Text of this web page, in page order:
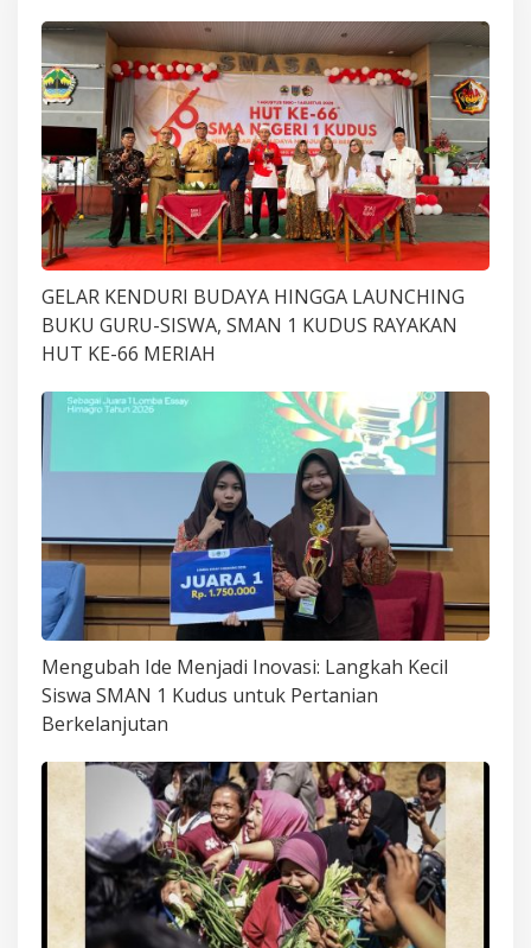
GELAR KENDURI BUDAYA HINGGA LAUNCHING
BUKU GURU-SISWA, SMAN 1 KUDUS RAYAKAN
HUT KE-66 MERIAH
Mengubah Ide Menjadi Inovasi: Langkah Kecil
Siswa SMAN 1 Kudus untuk Pertanian
Berkelanjutan